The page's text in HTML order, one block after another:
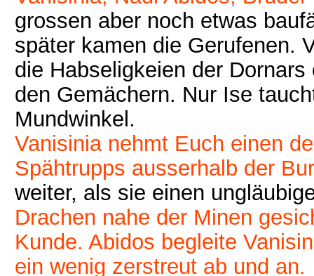
grossen aber noch etwas
später kamen die Gerufenen.
die Habseligkeien der
den Gemächern. Nur Ise
Mundwinkel.
Vanisinia nehmt Euch einen
Spähtrupps ausserhalb der
weiter, als sie einen
Drachen nahe der Minen
Kunde. Abidos begleite
ein wenig zerstreut ab und an.